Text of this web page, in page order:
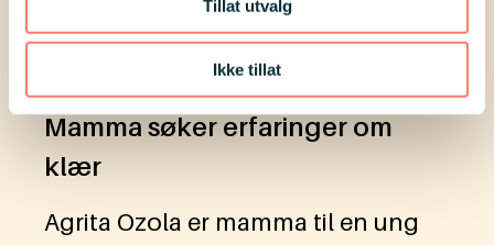
Tillat utvalg
Ikke tillat
Erfaring
Mamma søker erfaringer om
klær
Agrita Ozola er mamma til en ung